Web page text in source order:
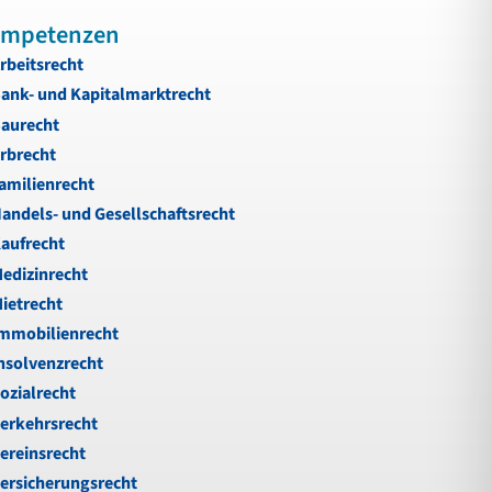
und Kapitalmarktrecht
und Gesellschaftsrecht